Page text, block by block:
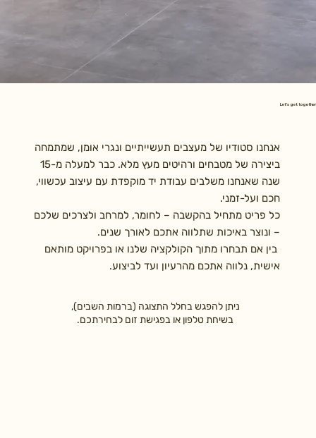
Let's get together
אנחנו סטודיו של מעצבים תעשייתיים ונגרי אומן, שמתמחה
ביצירה של מטבחים ורהיטים מעץ מלא. כבר למעלה מ-15
שנה שאנחנו משלבים עבודת יד מוקפדת עם עיצוב עכשווי,
חכם ועל-זמני.
כל פריט מתחיל בהקשבה – לחומר, למרחב ולצרכים שלכם
– ונוצר באיכות שתלווה אתכם לאורך שנים.
בין אם תבחרו מתוך הקולקציה שלנו או בפרויקט מותאם
אישית, נלווה אתכם מהרעיון ועד לביצוע.
ניתן להפגש בחלל התצוגה (ברמות השבים),
בשיחת טלפון או בפגישת זום לבחירתכם.